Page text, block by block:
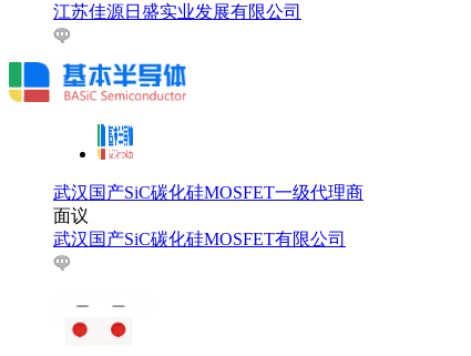
江苏佳源日盛实业发展有限公司
武汉国产SiC碳化硅MOSFET一级代理商
面议
武汉国产SiC碳化硅MOSFET有限公司